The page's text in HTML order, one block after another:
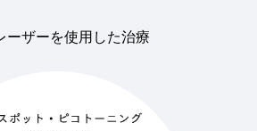
ーザーを使用した治療